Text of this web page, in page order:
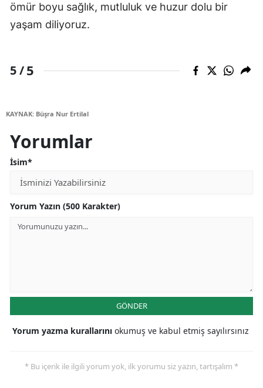
ömür boyu sağlık, mutluluk ve huzur dolu bir
yaşam diliyoruz.
5 /5
KAYNAK: Büşra Nur Ertilal
Yorumlar
İsim*
Yorum Yazın (500 Karakter)
GÖNDER
Yorum yazma kurallarını okumuş ve kabul etmiş sayılırsınız
* Bu içerik ile ilgili yorum yok, ilk yorumu siz yazın, tartışalım *